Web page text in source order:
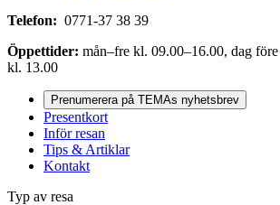
Telefon: 0771-37 38 39
Öppettider: mån–fre kl. 09.00–16.00, dag
kl. 13.00
Prenumerera på TEMAs nyhetsbrev
Presentkort
Inför resan
Tips & Artiklar
Kontakt
Typ av resa